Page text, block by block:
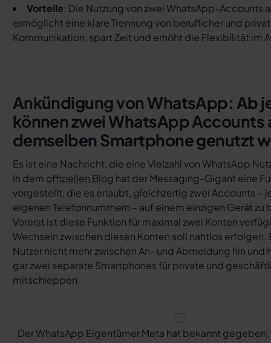
Vorteile: Die Nutzung von zwei WhatsApp-Accounts
ermöglicht eine klare Trennung von beruflicher und
Kommunikation, spart Zeit und erhöht die Flexibilität im
Ankündigung von WhatsApp: Ab
können zwei WhatsApp Accounts
demselben Smartphone genutzt
Es ist eine Nachricht, die eine Vielzahl von WhatsApp
In dem offiziellen Blog hat der Messaging-Gigant eine
vorgestellt, die es erlaubt, gleichzeitig zwei Accounts –
eigenen Telefonnummern – auf einem einzigen Gerät zu
Vorerst ist diese Funktion für maximal zwei Konten
Wechseln zwischen diesen Konten soll nahtlos erfolgen.
Nutzer nicht mehr zwischen An- und Abmeldung hin und
gar zwei separate Smartphones für private und
mitschleppen.
Der WhatsApp Eigentümer Meta hat bekannt